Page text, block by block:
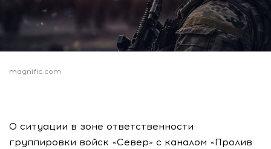
magnific.com
О ситуации в зоне ответственности
группировки войск «Север» с каналом «Пролив